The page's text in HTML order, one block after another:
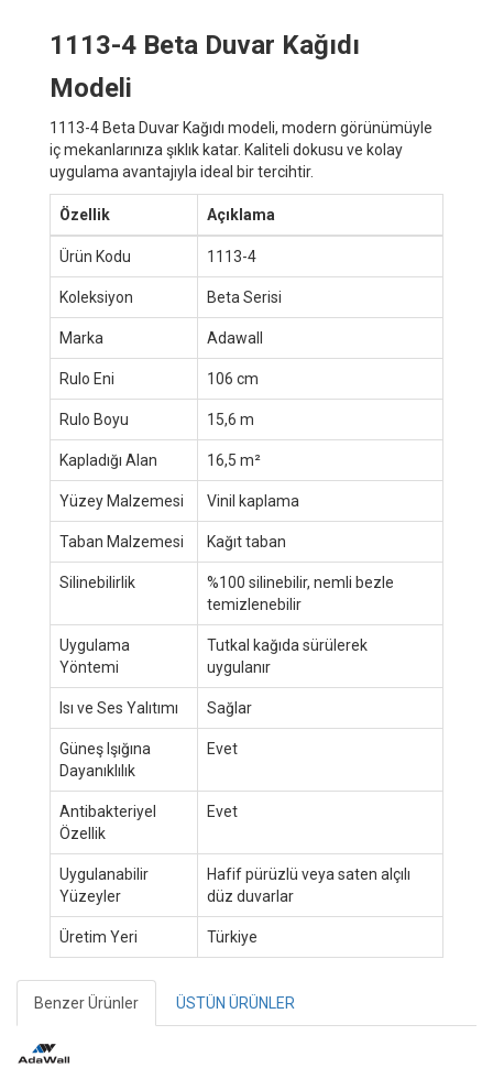
1113-4 Beta Duvar Kağıdı
Modeli
1113-4 Beta Duvar Kağıdı modeli, modern görünümüyle
iç mekanlarınıza şıklık katar. Kaliteli dokusu ve kolay
uygulama avantajıyla ideal bir tercihtir.
Özellik Açıklama
Ürün Kodu 1113-4
Koleksiyon Beta Serisi
Marka Adawall
Rulo Eni 106 cm
Rulo Boyu 15,6 m
Kapladığı Alan 16,5 m²
Yüzey Malzemesi Vinil kaplama
Taban Malzemesi Kağıt taban
Silinebilirlik
%100 silinebilir, nemli bezle
temizlenebilir
Uygulama
Yöntemi
Tutkal kağıda sürülerek
uygulanır
Isı ve Ses Yalıtımı Sağlar
Güneş Işığına
Dayanıklılık
Evet
Antibakteriyel
Özellik
Evet
Uygulanabilir
Yüzeyler
Hafif pürüzlü veya saten alçılı
düz duvarlar
Üretim Yeri Türkiye
Benzer Ürünler ÜSTÜN ÜRÜNLER